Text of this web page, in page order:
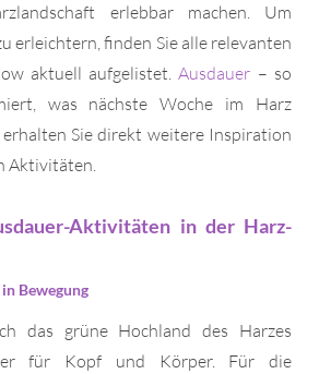
erlebbar machen. Um
erleichtern, finden Sie alle relevanten
aktuell aufgelistet.Ausdauer – so
was nächste Woche im Harz
Sie direkt weitere Inspiration
Aktivitäten.
Aktivitäten in der Harz-
Bewegung
das grüne Hochland des Harzes
für Kopf und Körper. Für die